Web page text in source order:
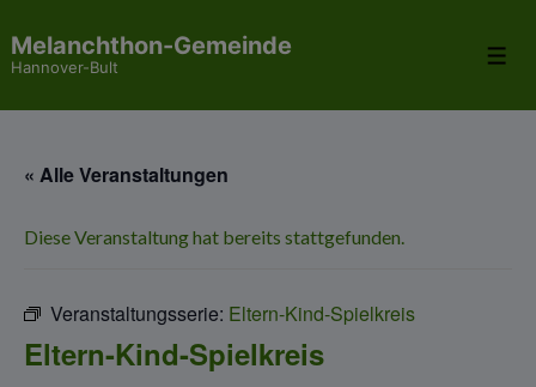
Zum
Melanchthon-Gemeinde
Hannover-Bult
« Alle Veranstaltungen
Diese Veranstaltung hat bereits stattgefunden.
Veranstaltungsserie: Eltern-Kind-Spielkreis
Eltern-Kind-Spielkreis